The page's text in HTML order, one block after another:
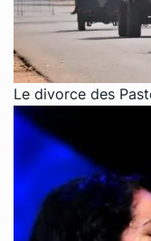
Le divorce des